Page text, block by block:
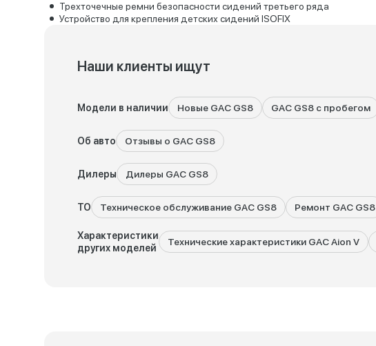
Трехточечные ремни безопасности сидений третьего ряда
Устройство для крепления детских сидений ISOFIX
Наши клиенты ищут
Модели в наличии Новые GAC GS8 GAC GS8 с пробегом
Об авто Отзывы о GAC GS8
Дилеры Дилеры GAC GS8
ТО Техническое обслуживание GAC GS8 Ремонт GAC GS8
Характеристики
других моделей
Технические характеристики GAC Aion V